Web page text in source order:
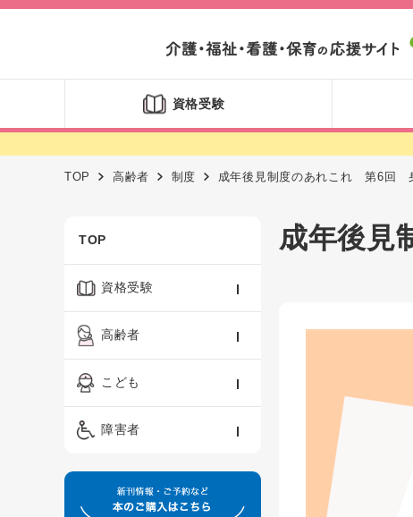
資格受験
TOP 高齢者 制度 成年後見制度のあれこれ 第6回
TOP
資格受験
ケアマネジャー
精神保健福祉士
保育士
高齢者
認知症ケア・介護技術
ーシャルワーク
看護
制度
こども
保育・教育／発達障害
障害者
障害者支援・福祉
成年後